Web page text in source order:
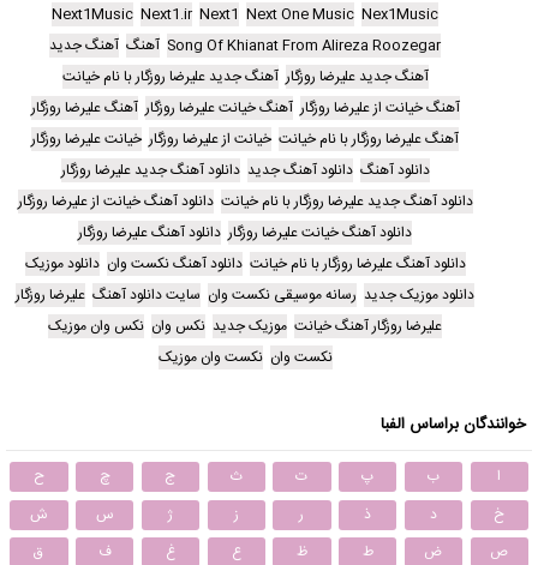
Nex1Music
Next One Music
Next1
Next1.ir
Next1Music
Song Of Khianat From Alireza Roozegar آهنگ آهنگ جدید
آهنگ جدید علیرضا روزگار آهنگ جدید علیرضا روزگار با نام خیانت
آهنگ خیانت از علیرضا روزگار آهنگ خیانت علیرضا روزگار آهنگ علیرضا روزگار
آهنگ علیرضا روزگار با نام خیانت خیانت از علیرضا روزگار خیانت علیرضا روزگار
دانلود آهنگ دانلود آهنگ جدید دانلود آهنگ جدید علیرضا روزگار
دانلود آهنگ جدید علیرضا روزگار با نام خیانت دانلود آهنگ خیانت از علیرضا روزگار
دانلود آهنگ خیانت علیرضا روزگار دانلود آهنگ علیرضا روزگار
دانلود آهنگ علیرضا روزگار با نام خیانت دانلود آهنگ نکست وان دانلود موزیک
دانلود موزیک جدید رسانه موسیقی نکست وان سایت دانلود آهنگ علیرضا روزگار
علیرضا روزگار آهنگ خیانت موزیک جدید نکس وان نکس وان موزیک
نکست وان نکست وان موزیک
خوانندگان براساس الفبا
ا ب پ ت ث ج چ
ح
خ
د ذ ر ز ژ س
ش
ص
ض ط ظ ع غ ف
ق